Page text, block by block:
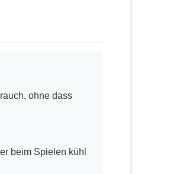
ohne dass
beim Spielen kühl